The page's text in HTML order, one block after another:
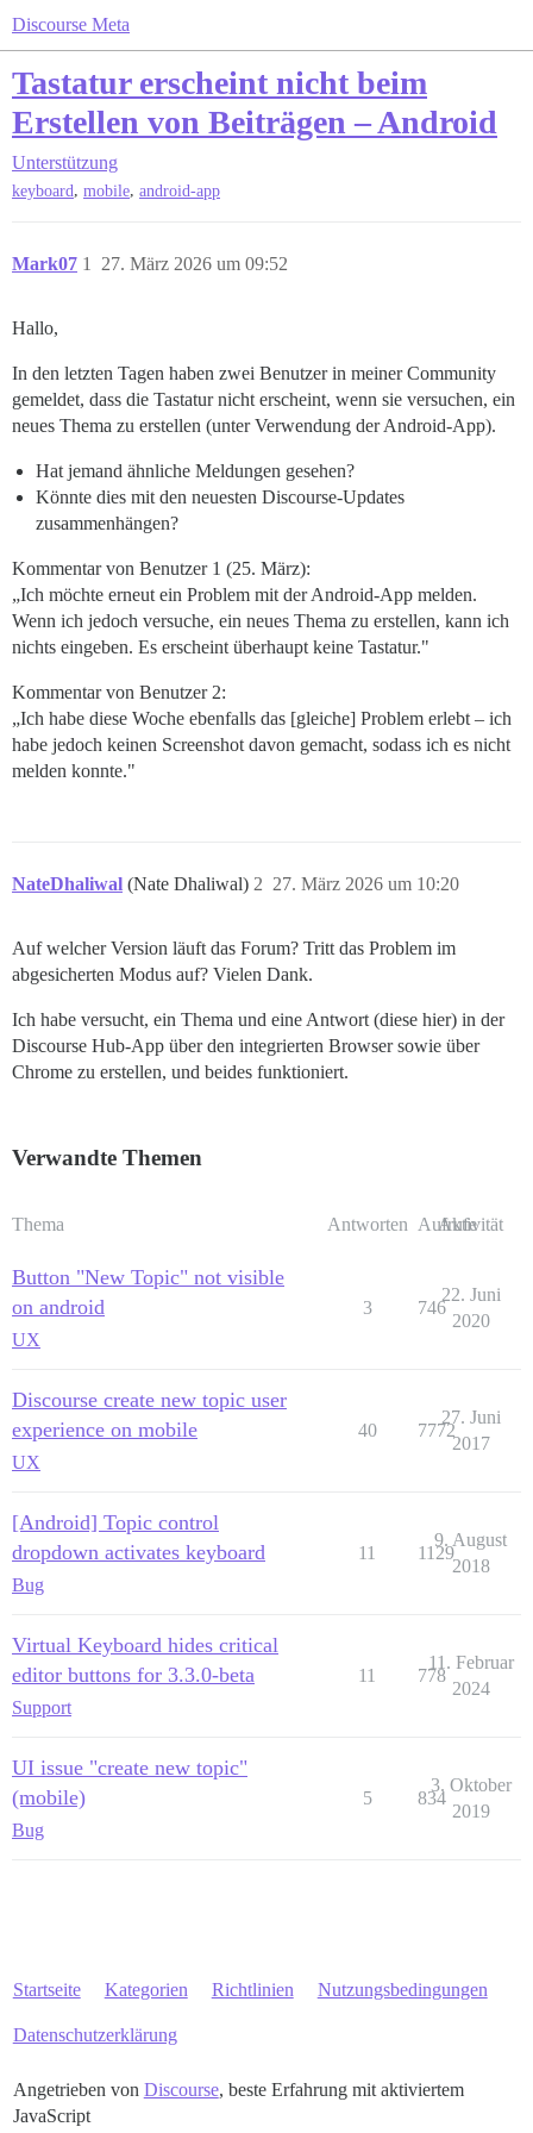
Discourse Meta
Tastatur erscheint nicht beim
Erstellen von Beiträgen – Android
Unterstützung
keyboard, mobile, android-app
Mark07 27. März 2026 um 09:52
1
Hallo,
In den letzten Tagen haben zwei Benutzer in meiner Community
gemeldet, dass die Tastatur nicht erscheint, wenn sie versuchen, ein
neues Thema zu erstellen (unter Verwendung der Android-App).
Hat jemand ähnliche Meldungen gesehen?
Könnte dies mit den neuesten Discourse-Updates
zusammenhängen?
Kommentar von Benutzer 1 (25. März):
„Ich möchte erneut ein Problem mit der Android-App melden.
Wenn ich jedoch versuche, ein neues Thema zu erstellen, kann ich
nichts eingeben. Es erscheint überhaupt keine Tastatur."
Kommentar von Benutzer 2:
„Ich habe diese Woche ebenfalls das [gleiche] Problem erlebt – ich
habe jedoch keinen Screenshot davon gemacht, sodass ich es nicht
melden konnte."
NateDhaliwal (Nate Dhaliwal) 27. März 2026 um 10:20
2
Auf welcher Version läuft das Forum? Tritt das Problem im
abgesicherten Modus auf? Vielen Dank.
Ich habe versucht, ein Thema und eine Antwort (diese hier) in der
Discourse Hub-App über den integrierten Browser sowie über
Chrome zu erstellen, und beides funktioniert.
Verwandte Themen
Thema Antworten Aufrufe
Aktivität
Button "New Topic" not visible
on android
UX
3 746
22. Juni
2020
Discourse create new topic user
experience on mobile
UX
40 7772
27. Juni
2017
[Android] Topic control
dropdown activates keyboard
Bug
11 1129
9. August
2018
Virtual Keyboard hides critical
editor buttons for 3.3.0-beta
Support
11 778
11. Februar
2024
UI issue "create new topic"
(mobile)
Bug
5 834
3. Oktober
2019
Startseite Kategorien Richtlinien Nutzungsbedingungen
Datenschutzerklärung
Angetrieben von Discourse, beste Erfahrung mit aktiviertem
JavaScript